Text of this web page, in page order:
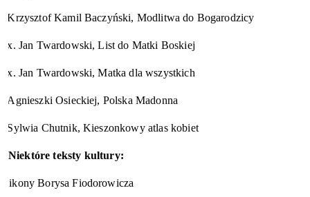
Krzysztof Kamil Baczyński, Modlitwa do Bogarodzicy
x. Jan Twardowski, List do Matki Boskiej
x. Jan Twardowski, Matka dla wszystkich
Agnieszki Osieckiej, Polska Madonna
Sylwia Chutnik, Kieszonkowy atlas kobiet
Niektóre teksty kultury:
ikony Borysa Fiodorowicza